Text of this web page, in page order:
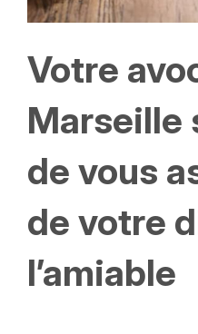
Votre
Marseille
de vous
de votre
l’amiable